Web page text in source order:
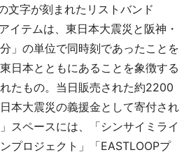
文字が刻まれたリストバンド
イテムは、東日本大震災と阪神・
」の単位で同時刻であったことを
日本とともにあることを象徴する
たもの。当日販売された約2200
本大震災の義援金として寄付され
スペースには、「シンサイミライ
プロジェクト」「EASTLOOPプ